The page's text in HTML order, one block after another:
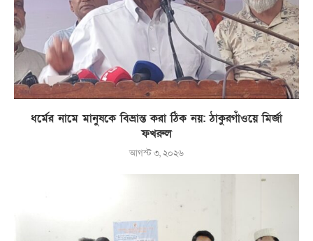
ধর্মের নামে মানুষকে বিভ্রান্ত করা ঠিক নয়: ঠাকুরগাঁওয়ে মির্জা
ফখরুল
আগস্ট ৩, ২০২৬